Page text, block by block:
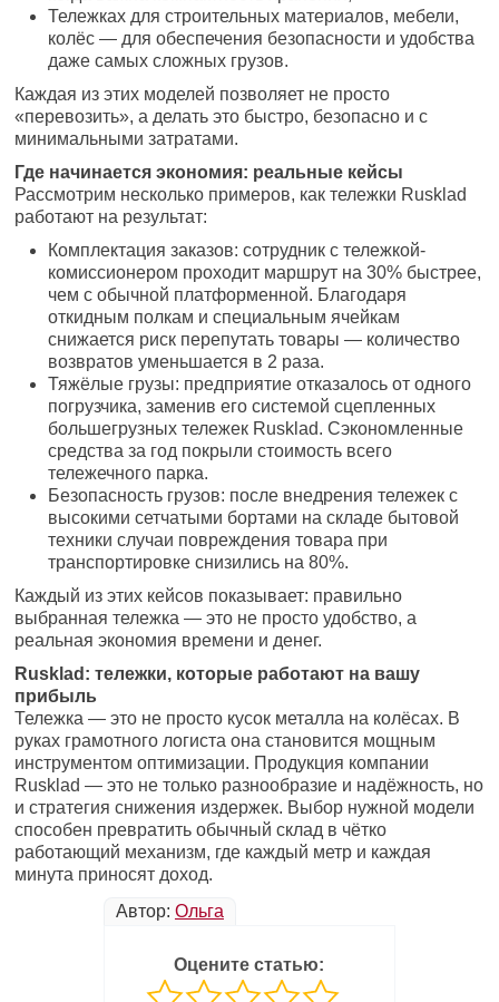
Тележках для строительных материалов, мебели,
колёс — для обеспечения безопасности и удобства
даже самых сложных грузов.
Каждая из этих моделей позволяет не просто
«перевозить», а делать это быстро, безопасно и с
минимальными затратами.
Где начинается экономия: реальные кейсы
Рассмотрим несколько примеров, как тележки Rusklad
работают на результат:
Комплектация заказов: сотрудник с тележкой-
комиссионером проходит маршрут на 30% быстрее,
чем с обычной платформенной. Благодаря
откидным полкам и специальным ячейкам
снижается риск перепутать товары — количество
возвратов уменьшается в 2 раза.
Тяжёлые грузы: предприятие отказалось от одного
погрузчика, заменив его системой сцепленных
большегрузных тележек Rusklad. Сэкономленные
средства за год покрыли стоимость всего
тележечного парка.
Безопасность грузов: после внедрения тележек с
высокими сетчатыми бортами на складе бытовой
техники случаи повреждения товара при
транспортировке снизились на 80%.
Каждый из этих кейсов показывает: правильно
выбранная тележка — это не просто удобство, а
реальная экономия времени и денег.
Rusklad: тележки, которые работают на вашу
прибыль
Тележка — это не просто кусок металла на колёсах. В
руках грамотного логиста она становится мощным
инструментом оптимизации. Продукция компании
Rusklad — это не только разнообразие и надёжность, но
и стратегия снижения издержек. Выбор нужной модели
способен превратить обычный склад в чётко
работающий механизм, где каждый метр и каждая
минута приносят доход.
Автор: Ольга
Оцените статью: